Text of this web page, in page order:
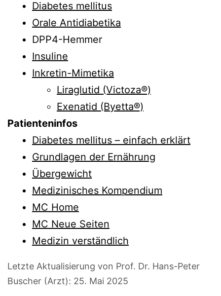
Diabetes mellitus
Orale Antidiabetika
DPP4-Hemmer
Insuline
Inkretin-Mimetika
Liraglutid (Victoza®)
Exenatid (Byetta®)
Patienteninfos
Diabetes mellitus – einfach erklärt
Grundlagen der Ernährung
Übergewicht
Medizinisches Kompendium
MC Home
MC Neue Seiten
Medizin verständlich
Letzte Aktualisierung von Prof. Dr. Hans-Peter
Buscher (Arzt): 25. Mai 2025